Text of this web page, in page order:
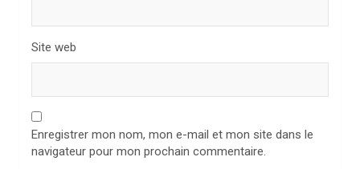
Site web
Enregistrer mon nom, mon e-mail et mon site dans le
navigateur pour mon prochain commentaire.